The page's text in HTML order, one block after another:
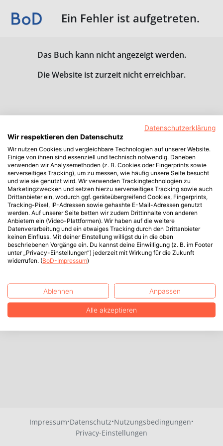
Ein Fehler ist aufgetreten.
Das Buch kann nicht angezeigt werden.
Die Website ist zurzeit nicht erreichbar.
Impressum·Datenschutz·Nutzungsbedingungen·
Privacy-Einstellungen
Datenschutzerklärung
Wir respektieren den Datenschutz
Wir nutzen Cookies und vergleichbare Technologien auf unserer Website.
Einige von ihnen sind essenziell und technisch notwendig. Daneben
verwenden wir Analysemethoden (z. B. Cookies oder Fingerprints sowie
serverseitiges Tracking), um zu messen, wie häufig unsere Seite besucht
und wie sie genutzt wird. Wir verwenden Trackingtechnologien zu
Marketingzwecken und setzen hierzu serverseitiges Tracking sowie auch
Drittanbieter ein, wodurch ggf. geräteübergreifend Cookies, Fingerprints,
Tracking-Pixel, IP-Adressen sowie gehashte E-Mail-Adressen genutzt
werden. Auf unserer Seite betten wir zudem Drittinhalte von anderen
Anbietern ein (Video-Plattformen). Wir haben auf die weitere
Datenverarbeitung und ein etwaiges Tracking durch den Drittanbieter
keinen Einfluss. Mit deiner Einstellung willigst du in die oben
beschriebenen Vorgänge ein. Du kannst deine Einwilligung (z. B. im Footer
unter „Privacy-Einstellungen“) jederzeit mit Wirkung für die Zukunft
widerrufen. (BoD-Impressum)
Ablehnen Anpassen
Alle akzeptieren